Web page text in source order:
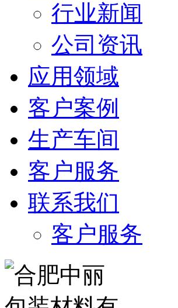
行业新闻
公司资讯
应用领域
客户案例
生产车间
客户服务
联系我们
客户服务